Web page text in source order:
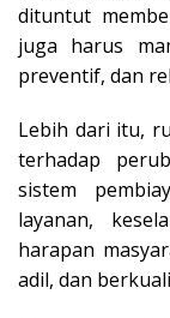
dituntut
juga harus
preventif, dan
Lebih dari itu,
terhadap
sistem
layanan,
harapan
adil, dan